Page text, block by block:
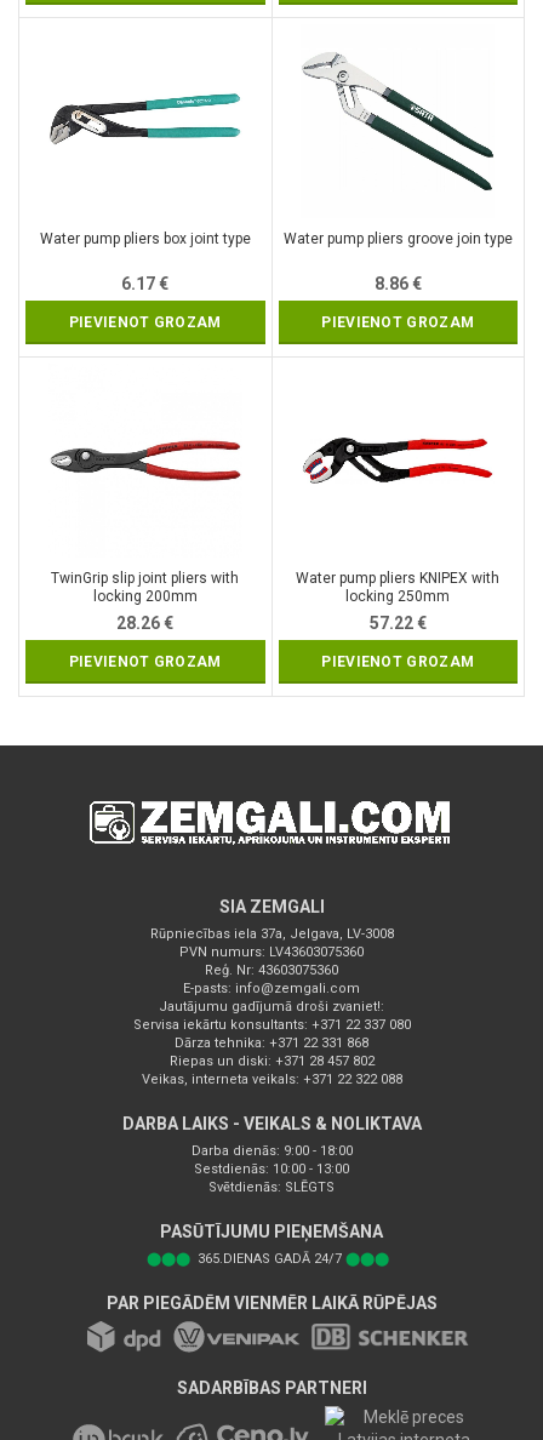
Water pump pliers box joint type
6.17€
PIEVIENOT GROZAM
Water pump pliers groove join type
8.86€
PIEVIENOT GROZAM
TwinGrip slip joint pliers with
locking 200mm
28.26€
PIEVIENOT GROZAM
Water pump pliers KNIPEX with
locking 250mm
57.22€
PIEVIENOT GROZAM
SIA ZEMGALI
Rūpniecības iela 37a, Jelgava, LV-3008
PVN numurs: LV43603075360
Reģ. Nr: 43603075360
E-pasts: info@zemgali.com
Jautājumu gadījumā droši zvaniet!:
Servisa iekārtu konsultants: +371 22 337 080
Dārza tehnika: +371 22 331 868
Riepas un diski: +371 28 457 802
Veikas, interneta veikals: +371 22 322 088
DARBA LAIKS - VEIKALS & NOLIKTAVA
Darba dienās: 9:00 - 18:00
Sestdienās: 10:00 - 13:00
Svētdienās: SLĒGTS
PASŪTĪJUMU PIEŅEMŠANA
⬤⬤⬤ 365.DIENAS GADĀ 24/7 ⬤⬤⬤
PAR PIEGĀDĒM VIENMĒR LAIKĀ RŪPĒJAS
SADARBĪBAS PARTNERI